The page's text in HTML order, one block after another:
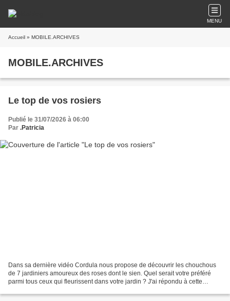
MENU
Accueil » MOBILE.ARCHIVES
MOBILE.ARCHIVES
Le top de vos rosiers
Publié le 31/07/2026 à 06:00
Par .Patricia
Dans sa dernière vidéo Cordula nous propose de découvrir les chouchous
de 7 jardiniers amoureux des roses dont le sien. Quel serait votre préféré
parmi tous ceux qui fleurissent dans votre jardin ? J'ai répondu à cette